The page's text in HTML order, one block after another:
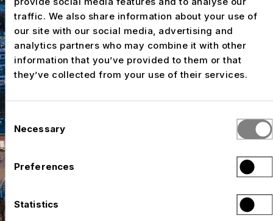
traffic. We also share information about your use of
our site with our social media, advertising and
analytics partners who may combine it with other
information that you’ve provided to them or that
they’ve collected from your use of their services.
Consent
Selection
Necessary
Preferences
Statistics